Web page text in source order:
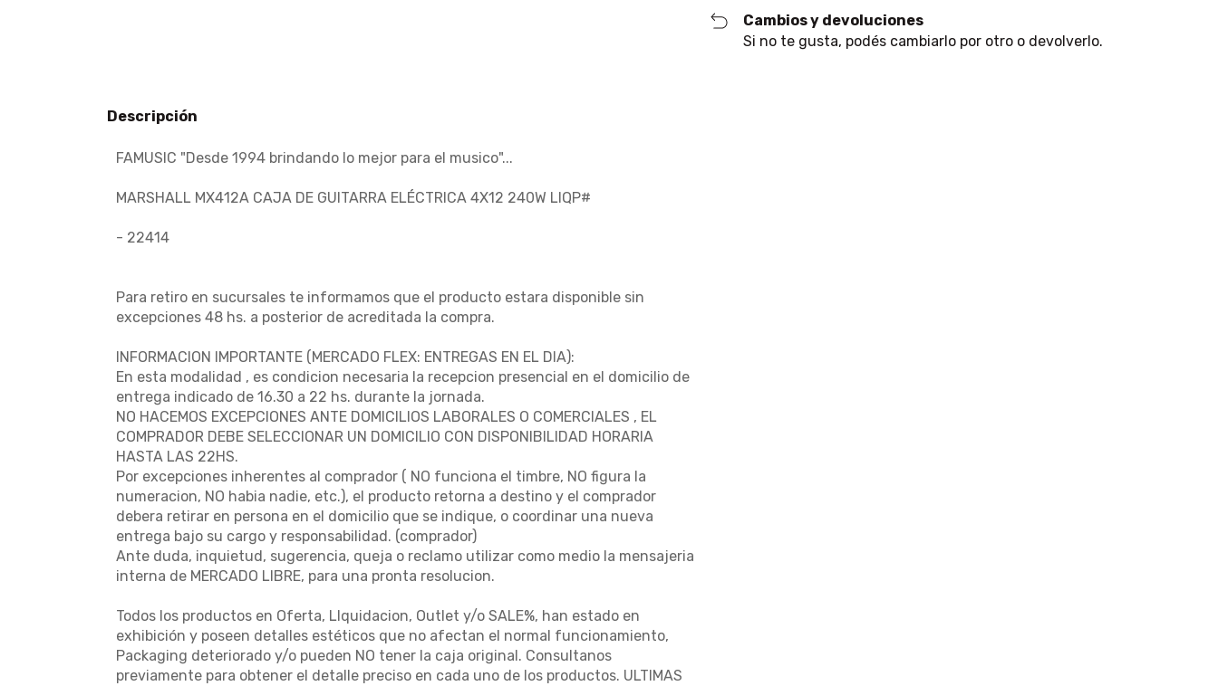
Cambios y devoluciones
Si no te gusta, podés cambiarlo por otro o devolverlo.
Descripción
FAMUSIC "Desde 1994 brindando lo mejor para el musico"...
MARSHALL MX412A CAJA DE GUITARRA ELÉCTRICA 4X12 240W LIQP#
- 22414
Para retiro en sucursales te informamos que el producto estara disponible sin
excepciones 48 hs. a posterior de acreditada la compra.
INFORMACION IMPORTANTE (MERCADO FLEX: ENTREGAS EN EL DIA):
En esta modalidad , es condicion necesaria la recepcion presencial en el domicilio de
entrega indicado de 16.30 a 22 hs. durante la jornada.
NO HACEMOS EXCEPCIONES ANTE DOMICILIOS LABORALES O COMERCIALES , EL
COMPRADOR DEBE SELECCIONAR UN DOMICILIO CON DISPONIBILIDAD HORARIA
HASTA LAS 22HS.
Por excepciones inherentes al comprador ( NO funciona el timbre, NO figura la
numeracion, NO habia nadie, etc.), el producto retorna a destino y el comprador
debera retirar en persona en el domicilio que se indique, o coordinar una nueva
entrega bajo su cargo y responsabilidad. (comprador)
Ante duda, inquietud, sugerencia, queja o reclamo utilizar como medio la mensajeria
interna de MERCADO LIBRE, para una pronta resolucion.
Todos los productos en Oferta, LIquidacion, Outlet y/o SALE%, han estado en
exhibición y poseen detalles estéticos que no afectan el normal funcionamiento,
Packaging deteriorado y/o pueden NO tener la caja original. Consultanos
previamente para obtener el detalle preciso en cada uno de los productos. ULTIMAS